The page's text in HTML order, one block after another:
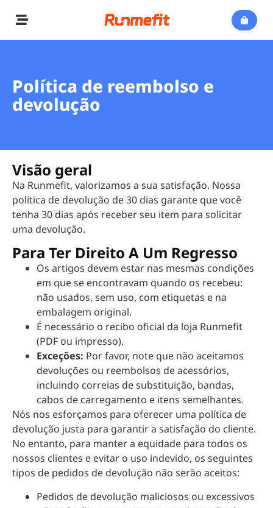
Política de reembolso e
devolução
Visão geral
Na Runmefit, valorizamos a sua satisfação. Nossa
política de devolução de 30 dias garante que você
tenha 30 dias após receber seu item para solicitar
uma devolução.
Para Ter Direito A Um Regresso
Os artigos devem estar nas mesmas condições
em que se encontravam quando os recebeu:
não usados, sem uso, com etiquetas e na
embalagem original.
É necessário o recibo oficial da loja Runmefit
(PDF ou impresso).
Exceções: Por favor, note que não aceitamos
devoluções ou reembolsos de acessórios,
incluindo correias de substituição, bandas,
cabos de carregamento e itens semelhantes.
Nós nos esforçamos para oferecer uma política de
devolução justa para garantir a satisfação do cliente.
No entanto, para manter a equidade para todos os
nossos clientes e evitar o uso indevido, os seguintes
tipos de pedidos de devolução não serão aceitos:
Pedidos de devolução maliciosos ou excessivos